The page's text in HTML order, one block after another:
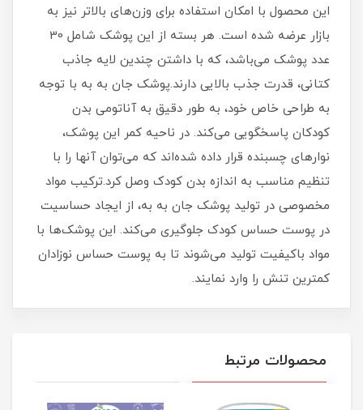
این محصول با امکان استفاده برای وزن‌های بالاتر نیز به
بازار عرضه شده است. هر بسته از این پوشک شامل 30
عدد پوشک می‌باشد، که با داشتن چندین لایه جاذب
کتانی، قدرت جذب بالایی دارند.پوشک جان به به با توجه
به طراحی خاص خود، به طور دقیق به آناتومی بدن
کودکان پاسخگویی می‌کند. در ناحیه کمر این پوشک،
نوارهای چسبنده قرار داده شده‌اند که می‌توان آنها را با
تنظیم مناسب به اندازه بدن کودک وصل کرد.ترکیب مواد
مخصوصی در تولید پوشک جان به به، از ایجاد حساسیت
در پوست حساس کودک جلوگیری می‌کند. این پوشک‌ها با
مواد باکیفیت تولید می‌شوند تا به پوست حساس نوزادان
کمترین تنش را وارد نمایند.
محصولات مرتبط